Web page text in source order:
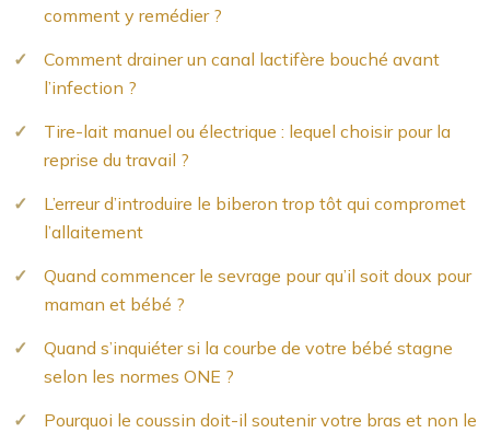
comment y remédier ?
Comment drainer un canal lactifère bouché avant
l’infection ?
Tire-lait manuel ou électrique : lequel choisir pour la
reprise du travail ?
L’erreur d’introduire le biberon trop tôt qui compromet
l’allaitement
Quand commencer le sevrage pour qu’il soit doux pour
maman et bébé ?
Quand s’inquiéter si la courbe de votre bébé stagne
selon les normes ONE ?
Pourquoi le coussin doit-il soutenir votre bras et non le